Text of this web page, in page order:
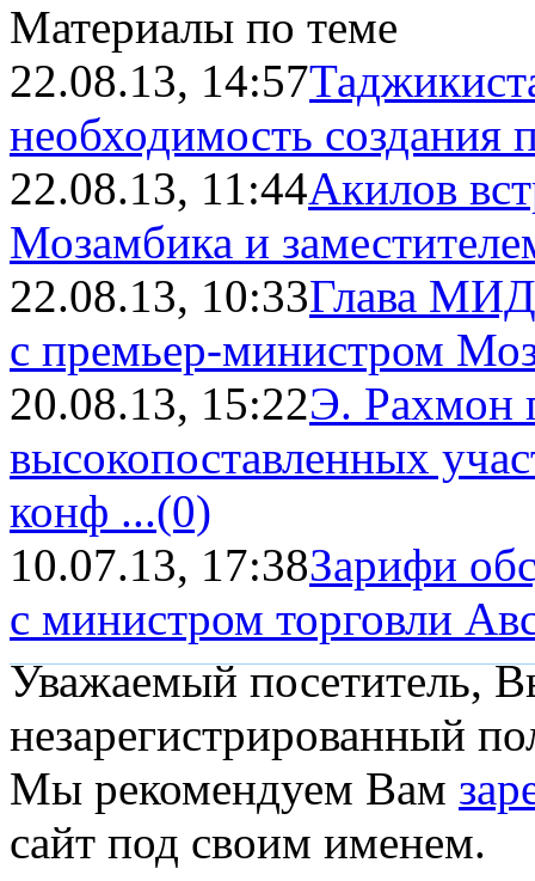
Материалы по теме
22.08.13, 14:57
необходимость создания
22.08.13, 11:44Акилов
Мозамбика и
22.08.13, 10:33Глава МИД
с премьер-министром
20.08.13, 15:22Э. Рахмон
высокопоставленных
конф ...(0)
10.07.13, 17:38Зарифи
с министром торговли
Уважаемый посетитель,
незарегистрированный
Мы рекомендуем Вам
сайт под своим именем.